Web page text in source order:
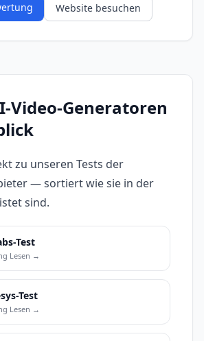
Website besuchen
Video-Generatoren
zu unseren Tests der
— sortiert wie sie in der
sind.
Test
Lesen →
Test
Lesen →